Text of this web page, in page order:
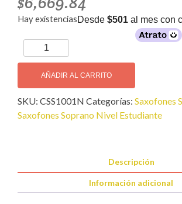
Hay existencias
by
America
Saxofón
Soprano
AÑADIR AL CARRITO
Desde $501 al mes con
SKU: CSS1001N Categorías: Saxofones
Saxofones Soprano Nivel Estudiante
Descripción
Información adicional